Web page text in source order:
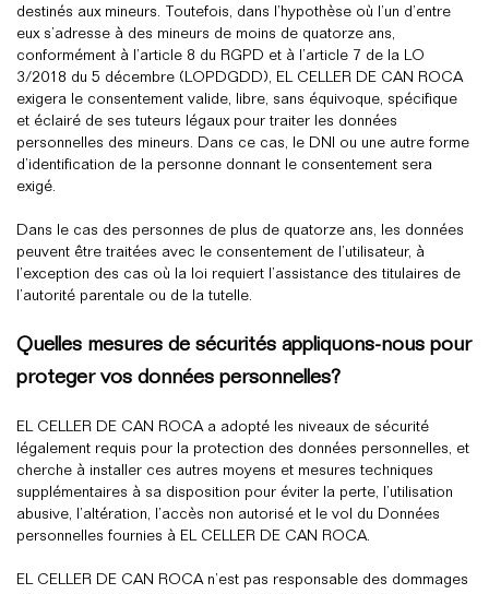
destinés aux mineurs. Toutefois, dans l’hypothèse où l’un d’entre
eux s’adresse à des mineurs de moins de quatorze ans,
conformément à l’article 8 du RGPD et à l’article 7 de la LO
3/2018 du 5 décembre (LOPDGDD), EL CELLER DE CAN ROCA
exigera le consentement valide, libre, sans équivoque, spécifique
et éclairé de ses tuteurs légaux pour traiter les données
personnelles des mineurs. Dans ce cas, le DNI ou une autre forme
d’identification de la personne donnant le consentement sera
exigé.
Dans le cas des personnes de plus de quatorze ans, les données
peuvent être traitées avec le consentement de l’utilisateur, à
l’exception des cas où la loi requiert l’assistance des titulaires de
l’autorité parentale ou de la tutelle.
Quelles mesures de sécurités appliquons-nous pour
proteger vos données personnelles?
EL CELLER DE CAN ROCA a adopté les niveaux de sécurité
légalement requis pour la protection des données personnelles, et
cherche à installer ces autres moyens et mesures techniques
supplémentaires à sa disposition pour éviter la perte, l’utilisation
abusive, l’altération, l’accès non autorisé et le vol du Données
personnelles fournies à EL CELLER DE CAN ROCA.
EL CELLER DE CAN ROCA n’est pas responsable des dommages